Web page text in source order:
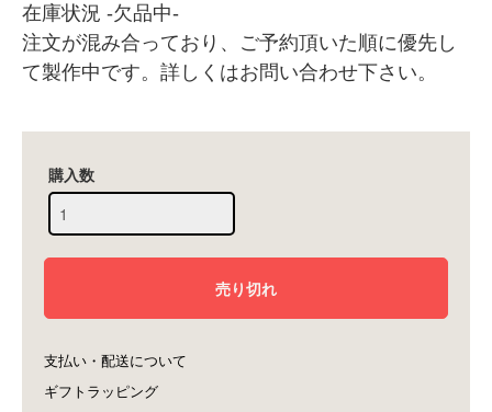
在庫状況 -欠品中-
注文が混み合っており、ご予約頂いた順に優先し
て製作中です。詳しくはお問い合わせ下さい。
購入数
支払い・配送について
ギフトラッピング